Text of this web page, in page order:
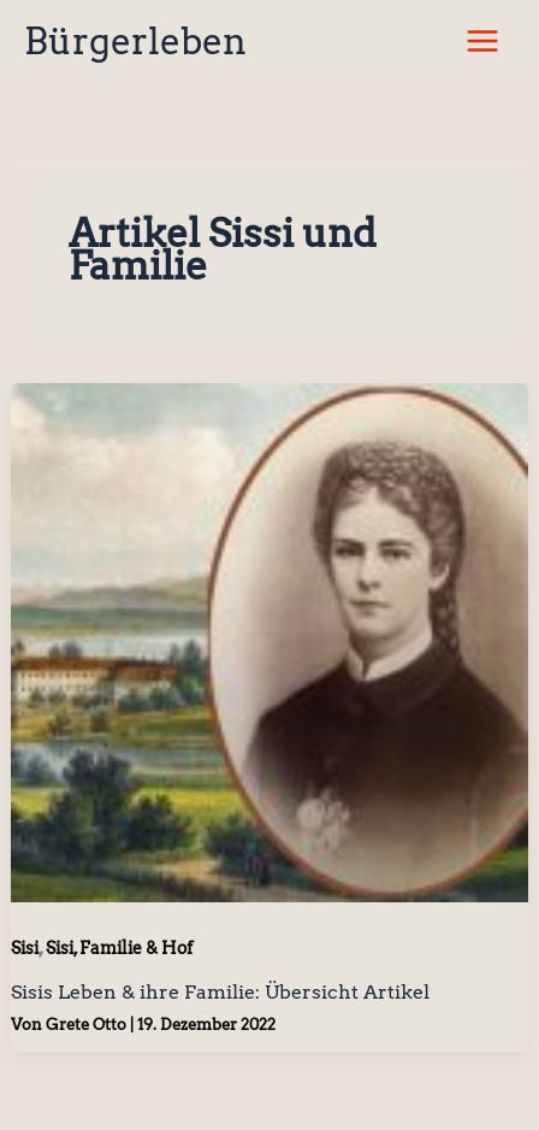
InhaltBürgerleben
Artikel Sissi und
Familie
Sisi,Sisi, Familie & Hof
Sisis Leben & ihre Familie: Übersicht Artikel
Von Grete Otto 19. Dezember 2022